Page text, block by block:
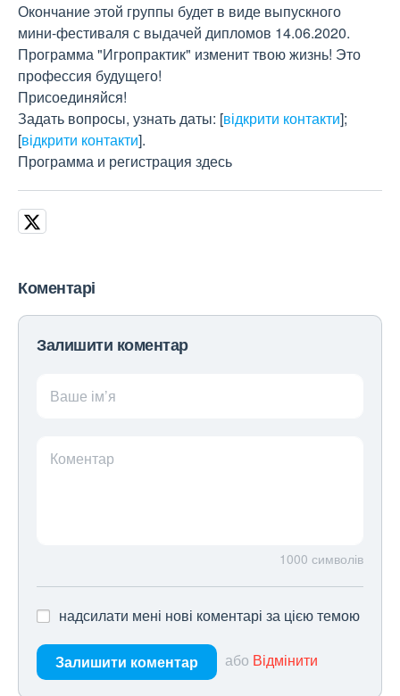
Окончание этой группы будет в виде выпускного
мини-фестиваля с выдачей дипломов 14.06.2020.
Программа "Игропрактик" изменит твою жизнь! Это
профессия будущего!
Присоединяйся!
Задать вопросы, узнать даты: [відкрити контакти];
[відкрити контакти].
Программа и регистрация здесь
Коментарі
Залишити коментар
Ваше ім’я
Коментар
1000 символів
надсилати мені нові коментарі за цією темою
Залишити коментар або Відмінити